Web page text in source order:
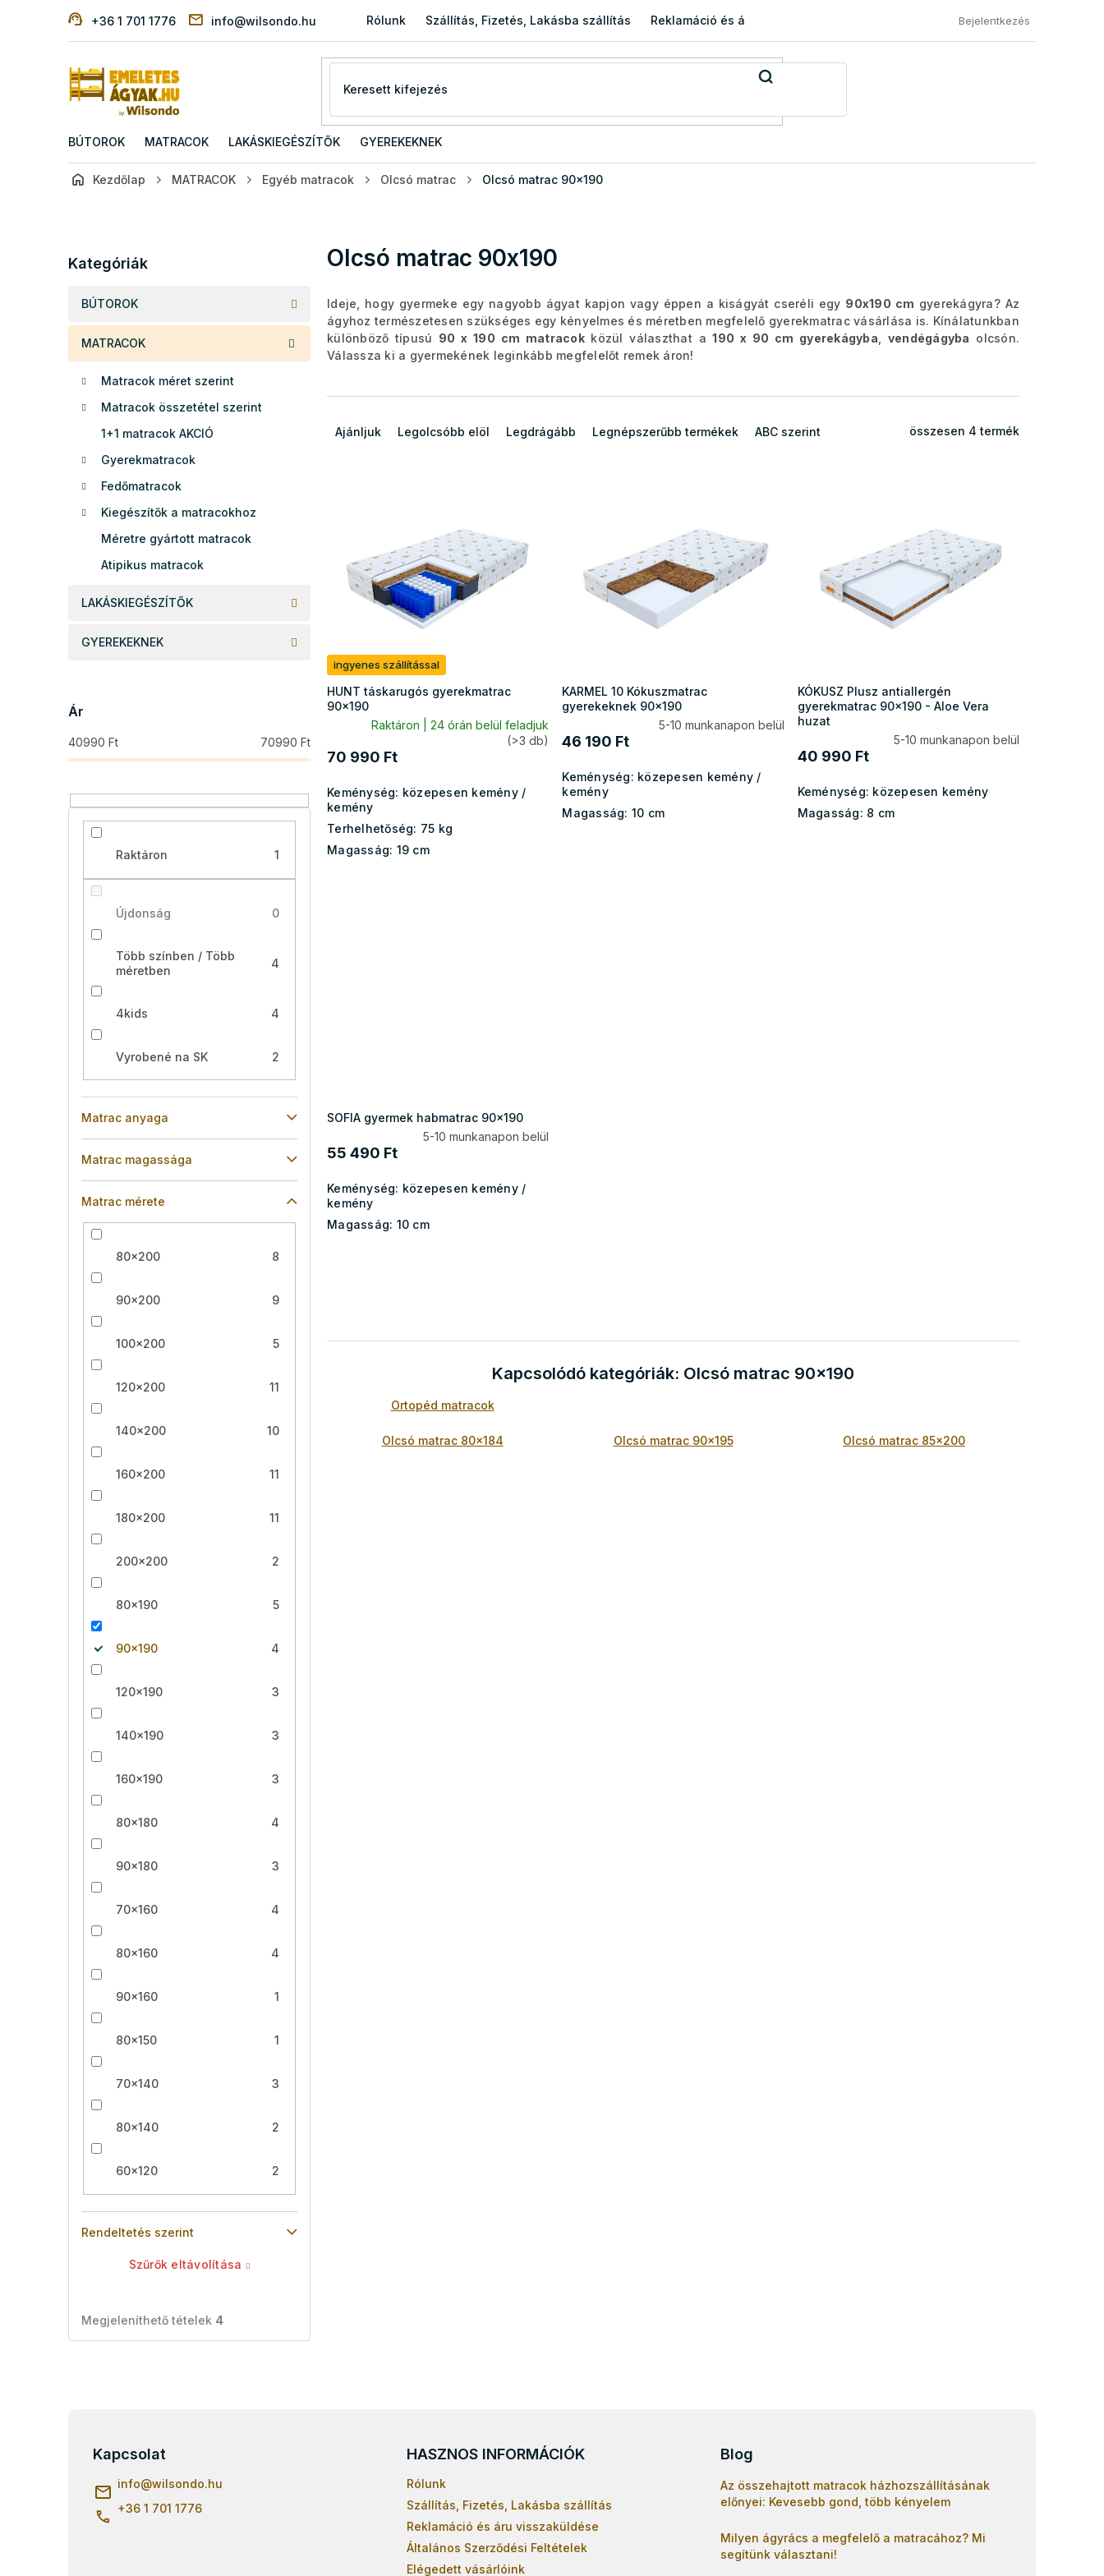
+36 1 701 1776 info@wilsondo.hu Rólunk Szállítás, Fizetés, Lakásba szállítás Reklamáció és áru visszaküldése Általános Szerződési Feltételek
Bejelentkezés
BÚTOROK MATRACOK LAKÁSKIEGÉSZÍTŐK GYEREKEKNEK
Kezdőlap MATRACOK Egyéb matracok Olcsó matrac Olcsó matrac 90x190
a
p
n
átugrása
Kategóriák
BÚTOROK
MATRACOK
Matracok méret szerint
Matracok összetétel szerint
1+1 matracok AKCIÓ
Gyerekmatracok
Fedőmatracok
Kiegészítők a matracokhoz
Méretre gyártott matracok
Atipikus matracok
LAKÁSKIEGÉSZÍTŐK
GYEREKEKNEK
Ár
40990 Ft 70990 Ft
Raktáron 1
Újdonság 0
Több színben / Több
méretben
4
4kids 4
Vyrobené na SK 2
Matrac anyaga
Matrac magassága
Matrac mérete
80x200 8
90x200 9
100x200 5
120x200 11
140x200 10
160x200 11
180x200 11
200x200 2
80x190 5
90x190 4
120x190 3
140x190 3
160x190 3
80x180 4
90x180 3
70x160 4
80x160 4
90x160 1
80x150 1
70x140 3
80x140 2
60x120 2
Rendeltetés szerint
Szűrők eltávolítása
Megjeleníthető tételek 4
Olcsó matrac 90x190
Ideje, hogy gyermeke egy nagyobb ágyat kapjon vagy éppen a kiságyát cseréli egy 90x190 cm gyerekágyra? Az
ágyhoz természetesen szükséges egy kényelmes és méretben megfelelő gyerekmatrac vásárlása is. Kínálatunkban
különböző típusú 90 x 190 cm matracokközül választhat a190 x 90 cm gyerekágyba vendégágyba olcsón.
Válassza ki a gyermekének leginkább megfelelőt remek áron!
e
é
s
e
Ajánljuk Legolcsóbb elöl Legdrágább Legnépszerűbb termékek ABC szerint összesen 4 termék
s
t
á
ingyenes szállítással
HUNT táskarugós gyerekmatrac
90x190
Raktáron | 24 órán belül feladjuk
(>3 db)
70 990 Ft
Keménység: közepesen kemény /
kemény
Terhelhetőség: 75 kg
Magasság: 19 cm
KARMEL 10 Kókuszmatrac
gyerekeknek 90x190
5-10 munkanapon belül
46 190 Ft
Keménység: közepesen kemény /
kemény
Magasság: 10 cm
KÓKUSZ Plusz antiallergén
gyerekmatrac 90x190 - Aloe Vera
huzat
5-10 munkanapon belül
40 990 Ft
Keménység: közepesen kemény
Magasság: 8 cm
SOFIA gyermek habmatrac 90x190
5-10 munkanapon belül
55 490 Ft
Keménység: közepesen kemény /
kemény
Magasság: 10 cm
t
i
y
Kapcsolódó kategóriák: Olcsó matrac 90x190
Ortopéd matracok
Olcsó matrac 80x184 Olcsó matrac 90x195 Olcsó matrac 85x200
Kapcsolat
info@wilsondo.hu
+36 1 701 1776
HASZNOS INFORMÁCIÓK
Rólunk
Szállítás, Fizetés, Lakásba szállítás
Reklamáció és áru visszaküldése
Általános Szerződési Feltételek
Elégedett vásárlóink
Blog
Az összehajtott matracok házhozszállításának
előnyei: Kevesebb gond, több kényelem
Milyen ágyrács a megfelelő a matracához? Mi
segítünk választani!